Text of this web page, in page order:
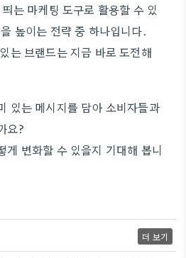
는 마케팅 도구로 활용할 수 있
높이는 전략 중 하나입니다.
는 브랜드는 지금 바로 도전해
있는 메시지를 담아 소비자들과
요?
게 변화할 수 있을지 기대해 봅니
더 보기